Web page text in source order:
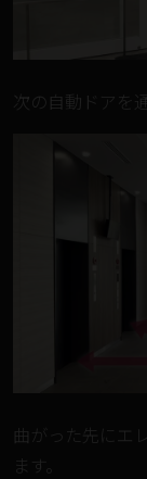
次の自動ドアを
曲がった先にエ
ます。